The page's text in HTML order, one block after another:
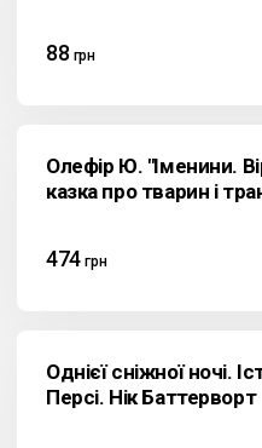
88 грн
Олефір Ю. "Іменини.
казка про тварин і
474 грн
Однієї сніжної ночі.
Персі. Нік Баттерворт